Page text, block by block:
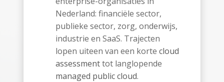
Nederland: financiële sector,
publieke sector, zorg, onderwijs,
industrie en SaaS. Trajecten
lopen uiteen van een korte cloud
assessmenttot langlopende
managed public cloud.